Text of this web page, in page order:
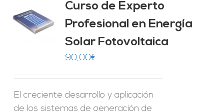
Curso de Experto
Profesional en Energía
Solar Fotovoltaica
90,00€
El creciente desarrollo y aplicación
de los sistemas de generación de